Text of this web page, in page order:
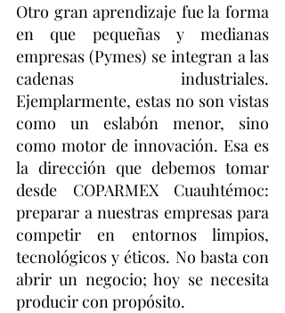
Otro gran aprendizaje fue la forma
en que pequeñas y medianas
empresas (Pymes) se integran a las
cadenas industriales.
Ejemplarmente, estas no son vistas
como un eslabón menor, sino
como motor de innovación. Esa es
la dirección que debemos tomar
desde COPARMEX Cuauhtémoc:
preparar a nuestras empresas para
competir en entornos limpios,
tecnológicos y éticos. No basta con
abrir un negocio; hoy se necesita
producir con propósito.